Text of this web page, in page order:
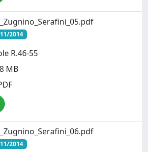
2014
R.46-55
MB
2014